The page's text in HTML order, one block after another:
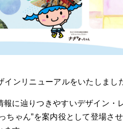
ンリニューアルをいたしまし
報に辿りつきやすいデザイン・
ちゃん”を案内役として登場させ